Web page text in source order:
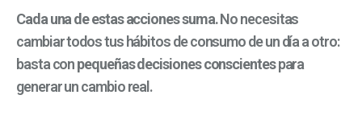
Cada una de estas acciones suma.No necesitas
cambiar todos tus hábitos de consumo de un día a otro:
basta conpequeñas decisiones conscientespara
generar un cambio real.